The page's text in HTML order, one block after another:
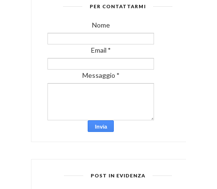
PER CONTATTARMI
Nome
Email *
Messaggio *
POST IN EVIDENZA